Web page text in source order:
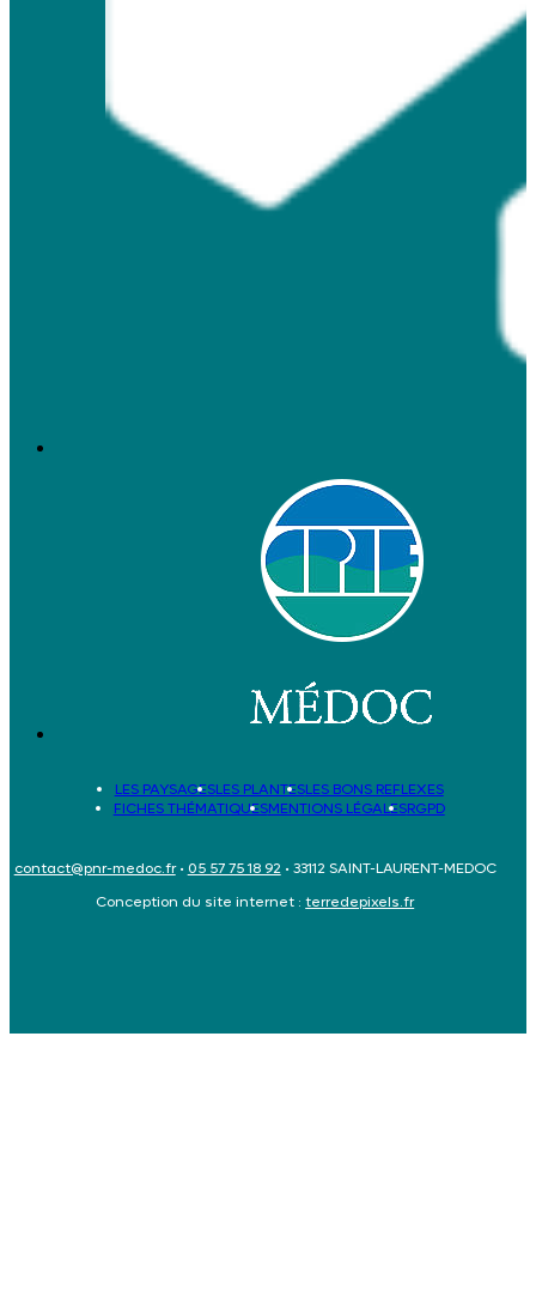
LES PAYSAGESLES PLANTESLES BONS REFLEXES
FICHES THÉMATIQUESMENTIONS LÉGALESRGPD
contact@pnr-medoc.fr• 05 57 75 18 92• 33112 SAINT-LAURENT-MEDOC
Conception du site internet :terredepixels.fr